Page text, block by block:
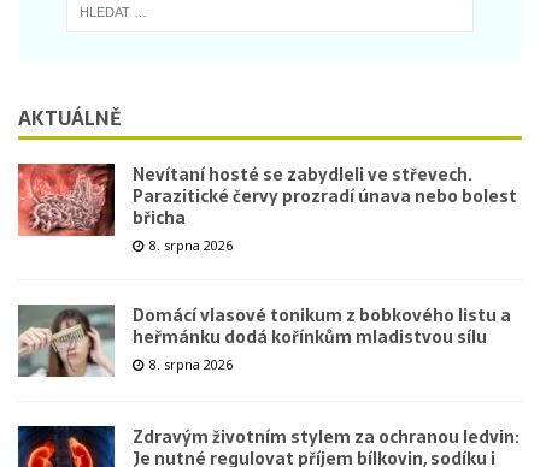
AKTUÁLNĚ
Nevítaní hosté se zabydleli ve střevech.
Parazitické červy prozradí únava nebo bolest
břicha
8. srpna 2026
Domácí vlasové tonikum z bobkového listu a
heřmánku dodá kořínkům mladistvou sílu
8. srpna 2026
Zdravým životním stylem za ochranou ledvin:
Je nutné regulovat příjem bílkovin, sodíku i